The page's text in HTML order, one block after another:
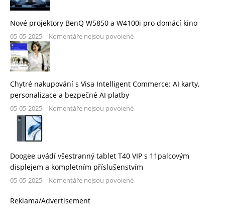
Nové projektory BenQ W5850 a W4100i pro domácí kino
05-05-2025 Komentáře nejsou povolené
Chytré nakupování s Visa Intelligent Commerce: AI karty,
personalizace a bezpečné AI platby
05-05-2025 Komentáře nejsou povolené
Doogee uvádí všestranný tablet T40 VIP s 11palcovým
displejem a kompletním příslušenstvím
05-05-2025 Komentáře nejsou povolené
Reklama/Advertisement